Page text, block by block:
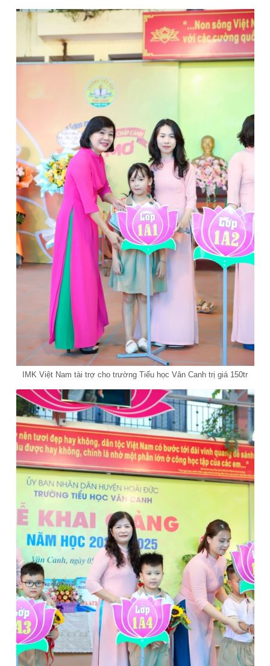
IMK Việt Nam tài trợ cho trường Tiểu học Vân Canh trị giá 150tr